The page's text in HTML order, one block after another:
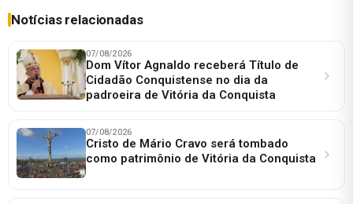
Notícias relacionadas
07/08/2026
Dom Vítor Agnaldo receberá Título de
Cidadão Conquistense no dia da
padroeira de Vitória da Conquista
07/08/2026
Cristo de Mário Cravo será tombado
como patrimônio de Vitória da Conquista